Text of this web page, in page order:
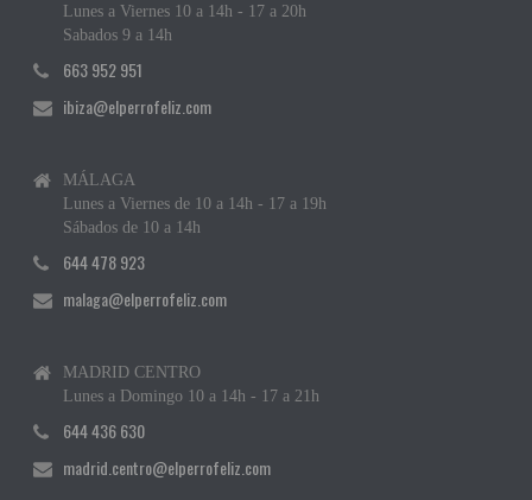
Lunes a Viernes 10 a 14h - 17 a 20h
Sabados 9 a 14h
663 952 951
ibiza@elperrofeliz.com
MÁLAGA
Lunes a Viernes de 10 a 14h - 17 a 19h
Sábados de 10 a 14h
644 478 923
malaga@elperrofeliz.com
MADRID CENTRO
Lunes a Domingo 10 a 14h - 17 a 21h
644 436 630
madrid.centro@elperrofeliz.com